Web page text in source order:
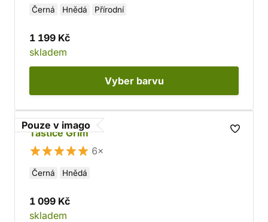
Černá Hnědá Přírodní
1 199 Kč
skladem
Vyber barvu
Pouze v imago
Taštice Grim
6×
Černá Hnědá
1 099 Kč
skladem